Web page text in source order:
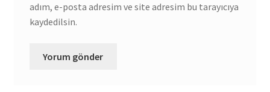
adım, e-posta adresim ve site adresim bu tarayıcıya
kaydedilsin.